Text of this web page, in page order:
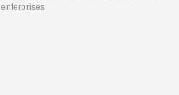
enterprises